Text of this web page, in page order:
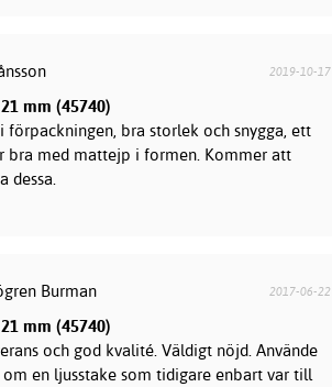
2019-10-17
mm (45740)
förpackningen, bra storlek och snygga, ett
bra med mattejp i formen. Kommer att
dessa.
Burman 2017-06-22
mm (45740)
och god kvalité. Väldigt nöjd. Använde
en ljusstake som tidigare enbart var till